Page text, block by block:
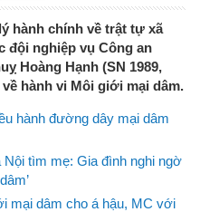
hành chính về trật tự xã
đội nghiệp vụ Công an
Hoàng Hạnh (SN 1989,
hành vi Môi giới mại dâm.
hành đường dây mại dâm
tìm mẹ: Gia đình nghi ngờ
mại dâm cho á hậu, MC với